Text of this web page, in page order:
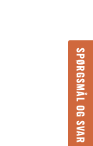
SPØRGSMÅL OG SVAR